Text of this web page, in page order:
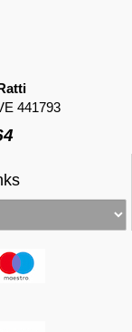
441793